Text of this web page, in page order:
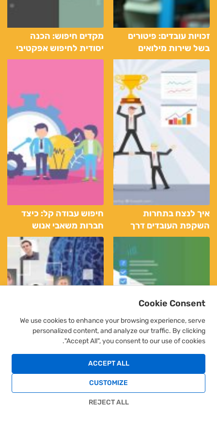
זכויות עובדים: פיטורים
בשל שירות מילואים
מקדים חיפוש: הכנה
יסודית לחיפוש אפקטיבי
אחרי עבודה דרך חברת
איך לנצח בתחרות
השקפת העובדים דרך
שירותי כוח אדם
חיפוש עבודה קל: כיצד
חברות משאבי אנוש
מפשטות את התהליך
טכניקות הדרכה יעילות
לשיפור ביצועי העובדים
גיוס ממוקד: הכנות
מקדימות לגיוס יעיל דרך
Cookie Consent
We use cookies to enhance your browsing experience, serve
personalized content, and analyze our traffic. By clicking
"Accept All", you consent to our use of cookies.
ACCEPT ALL
CUSTOMIZE
REJECT ALL